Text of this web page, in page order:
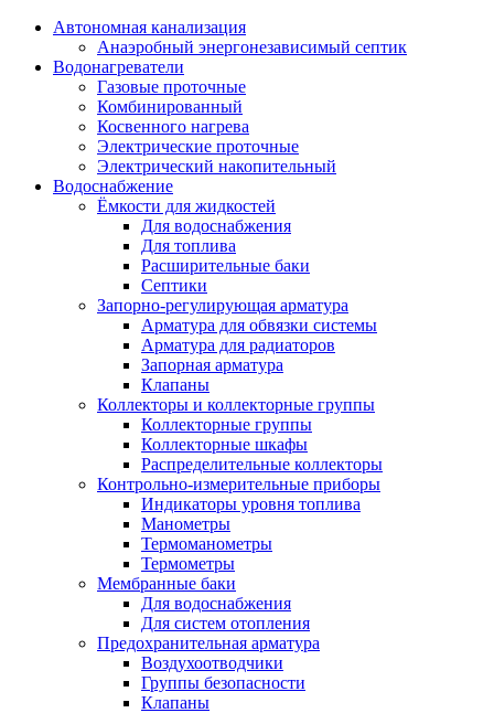
Автономная канализация
Анаэробный энергонезависимый септик
Водонагреватели
Газовые проточные
Комбинированный
Косвенного нагрева
Электрические проточные
Электрический накопительный
Водоснабжение
Ёмкости для жидкостей
Для водоснабжения
Для топлива
Расширительные баки
Септики
Запорно-регулирующая арматура
Арматура для обвязки системы
Арматура для радиаторов
Запорная арматура
Клапаны
Коллекторы и коллекторные группы
Коллекторные группы
Коллекторные шкафы
Распределительные коллекторы
Контрольно-измерительные приборы
Индикаторы уровня топлива
Манометры
Термоманометры
Термометры
Мембранные баки
Для водоснабжения
Для систем отопления
Предохранительная арматура
Воздухоотводчики
Группы безопасности
Клапаны